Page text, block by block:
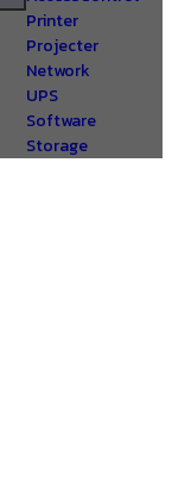
Printer
Projecter
Network
UPS
Software
Storage